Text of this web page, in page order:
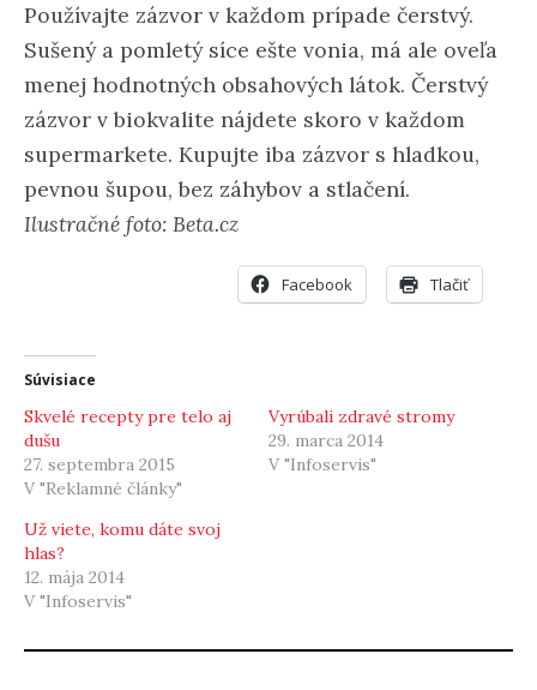
Používajte zázvor v každom prípade čerstvý.
Sušený a pomletý síce ešte vonia, má ale oveľa
menej hodnotných obsahových látok. Čerstvý
zázvor v biokvalite nájdete skoro v každom
supermarkete. Kupujte iba zázvor s hladkou,
pevnou šupou, bez záhybov a stlačení.
Ilustračné foto: Beta.cz
Facebook Tlačiť
Súvisiace
Skvelé recepty pre telo aj
dušu
27. septembra 2015
V "Reklamné články"
Vyrúbali zdravé stromy
29. marca 2014
V "Infoservis"
Už viete, komu dáte svoj
hlas?
12. mája 2014
V "Infoservis"